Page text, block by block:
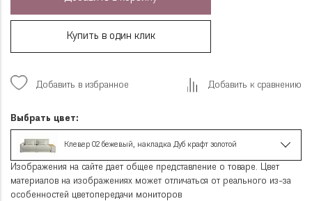
Купить в один клик
Добавить в избранное Добавить к сравнению
Выбрать цвет:
Клевер 02 бежевый, накладка Дуб крафт золотой
Изображения на сайте дает общее представление о товаре. Цвет
материалов на изображениях может отличаться от реального из-за
особенностей цветопередачи мониторов